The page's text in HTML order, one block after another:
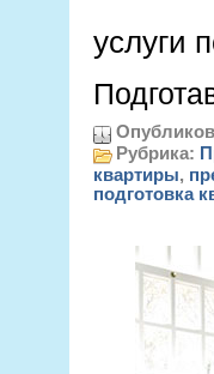
услуги
Рубрика:
квартиры,
подготовка